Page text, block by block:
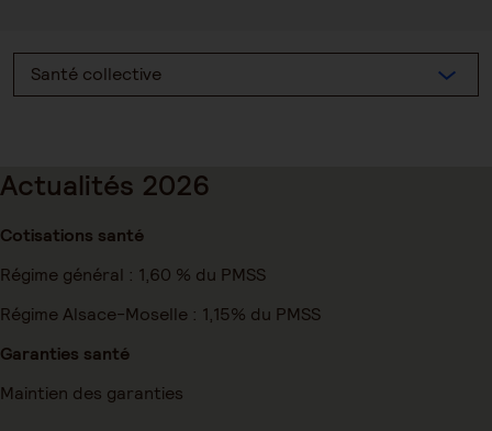
Santé collective
Actualités 2026
Cotisations santé
Régime général : 1,60 % du PMSS
Régime Alsace-Moselle : 1,15% du PMSS
Garanties santé
Maintien des garanties